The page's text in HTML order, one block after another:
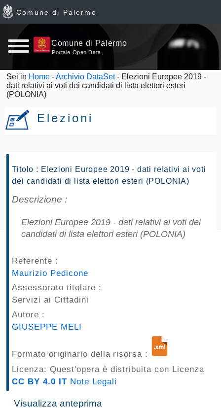
Home
News
Archivio
dataset
pubblicazioni
Documenti
Linee
Comune di Palermo
Comune di Palermo
Portale Open Data
Sei in Home -Archivio DataSet- Elezioni Europee 2019 -
dati relativi ai voti dei candidati di lista elettori esteri
(POLONIA)
Elezioni
Titolo : Elezioni Europee 2019 - dati relativi ai voti
dei candidati di lista elettori esteri (POLONIA)
Descrizione :
Elezioni Europee 2019 - dati relativi ai voti dei
candidati di lista elettori esteri (POLONIA)
Referente :
Maurizio Pedicone
Assessorato titolare :
Servizi ai Cittadini
Autore :
GIUSEPPE MELI
Formato originario della risorsa :
Licenza: Quest'opera è distribuita con Licenza
CC BY 4.0 IT Note Legali
Visualizza anteprima